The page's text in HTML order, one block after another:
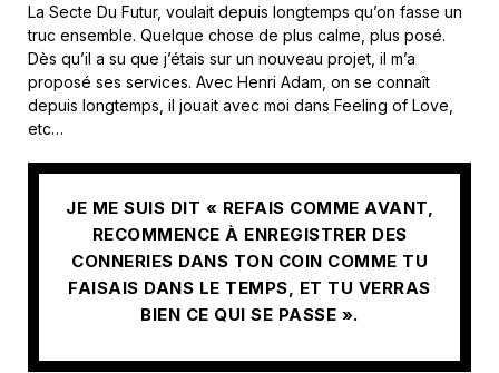
La Secte Du Futur, voulait depuis longtemps qu’on fasse un
truc ensemble. Quelque chose de plus calme, plus posé.
Dès qu’il a su que j’étais sur un nouveau projet, il m’a
proposé ses services. Avec Henri Adam, on se connaît
depuis longtemps, il jouait avec moi dans Feeling of Love,
etc…
JE ME SUIS DIT « REFAIS COMME AVANT,
RECOMMENCE À ENREGISTRER DES
CONNERIES DANS TON COIN COMME TU
FAISAIS DANS LE TEMPS, ET TU VERRAS
BIEN CE QUI SE PASSE ».